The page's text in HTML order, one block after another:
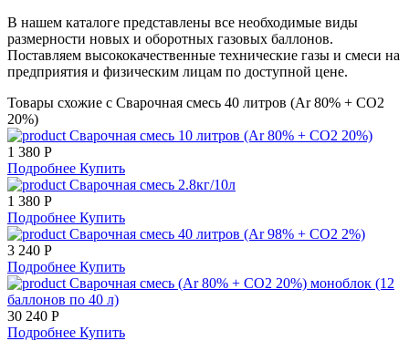
В нашем каталоге представлены все необходимые виды
размерности новых и оборотных газовых баллонов.
Поставляем высококачественные технические газы и смеси на
предприятия и физическим лицам по доступной цене.
Товары схожие с Сварочная смесь 40 литров (Ar 80% + CO2
20%)
Сварочная смесь 10 литров (Ar 80% + CO2 20%)
1 380 Р
Подробнее Купить
Сварочная смесь 2.8кг/10л
1 380 Р
Подробнее Купить
Сварочная смесь 40 литров (Ar 98% + CO2 2%)
3 240 Р
Подробнее Купить
Сварочная смесь (Ar 80% + CO2 20%) моноблок (12
баллонов по 40 л)
30 240 Р
Подробнее Купить